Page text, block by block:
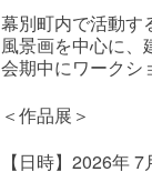
幕別町内で活動す
風景画を中心に、
会期中にワークシ
＜作品展＞
【日時】2026年